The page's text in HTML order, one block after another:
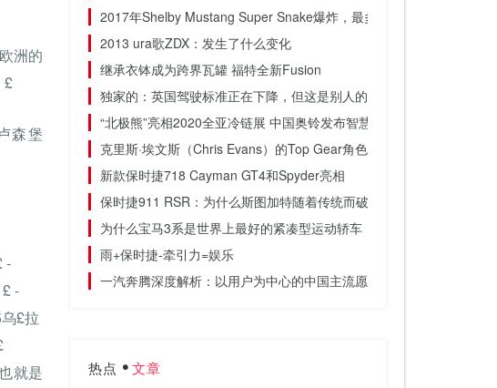
洲的
£
森堡
-
-
£拉
就是
2017年Shelby Mustang Super Snake爆炸，最多740bhp
2013 ura歌ZDX：发生了什么变化
继承衣钵成为跨界瓦罐 福特全新Fusion
独家的：英国驾驶标准正在下降，但这是别人的错
“北极熊”亮相2020全亚冷链展 中国奥铃发布智慧冷链解决方案
克里斯·埃文斯（Chris Evans）的Top Gear角色缩水
新款保时捷718 Cayman GT4和Spyder亮相
保时捷911 RSR：为什么斯图加特随着传统而破坏
为什么宝马3系是世界上最好的紧凑型运动轿车
雨+保时捷-牵引力=娱乐
一汽奔腾深度解析：以用户为中心的中国主流愿景
热点 文章